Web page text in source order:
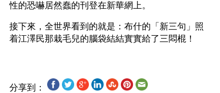
性的恐嚇居然蠢的刊登在新華網上。
接下來，全世界看到的就是：布什的「新三句」照
分享到：